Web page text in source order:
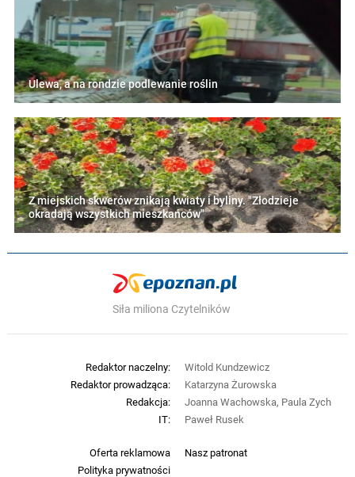
Ulewa, a na rondzie podlewanie roślin
Z miejskich skwerów znikają kwiaty i byliny. "Złodzieje
okradają wszystkich mieszkańców"
Siła miliona Czytelników
Oferta reklamowa
Nasz patronat
Polityka prywatności
Redaktor naczelny:
Witold Kundzewicz
Redaktor prowadząca:
Katarzyna Żurowska
Redakcja:
Joanna Wachowska, Paula Zych
IT:
Paweł Rusek